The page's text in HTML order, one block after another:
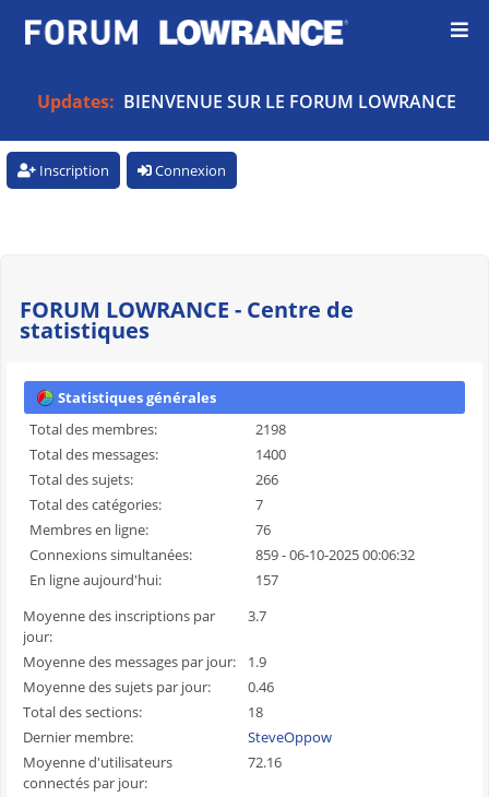
Updates: BIENVENUE SUR LE FORUM LOWRANCE
Inscription Connexion
FORUM LOWRANCE - Centre de
statistiques
Statistiques générales
Total des membres:
2198
Total des messages:
1400
Total des sujets:
266
Total des catégories:
7
Membres en ligne:
76
Connexions simultanées:
859 - 06-10-2025 00:06:32
En ligne aujourd'hui:
157
Moyenne des inscriptions par
jour:
3.7
Moyenne des messages par jour:
1.9
Moyenne des sujets par jour:
0.46
Total des sections:
18
Dernier membre:
SteveOppow
Moyenne d'utilisateurs
connectés par jour:
72.16